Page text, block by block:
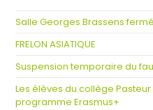
Salle Georges Brassens
FRELON ASIATIQUE
Suspension temporaire du
Les élèves du collège
programme Erasmus+